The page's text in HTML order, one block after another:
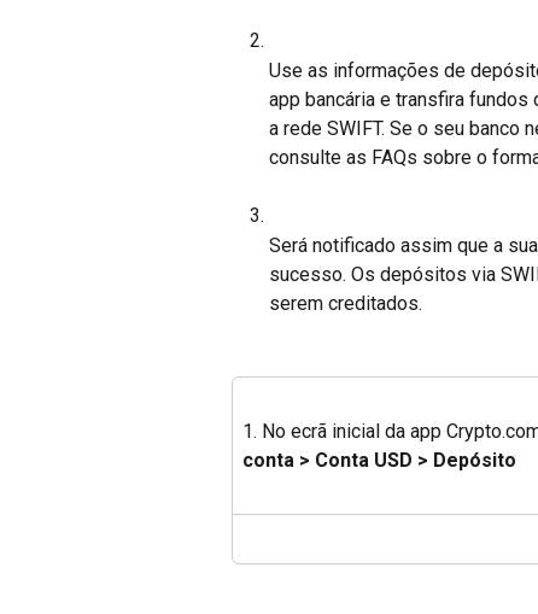
Use as informações de
app bancária e transfira fundos
a rede SWIFT. Se o seu
consulte as FAQs sobre o
Será notificado assim que a
sucesso. Os depósitos via
serem creditados.
1. No ecrã inicial da app
conta > Conta USD > Depósito